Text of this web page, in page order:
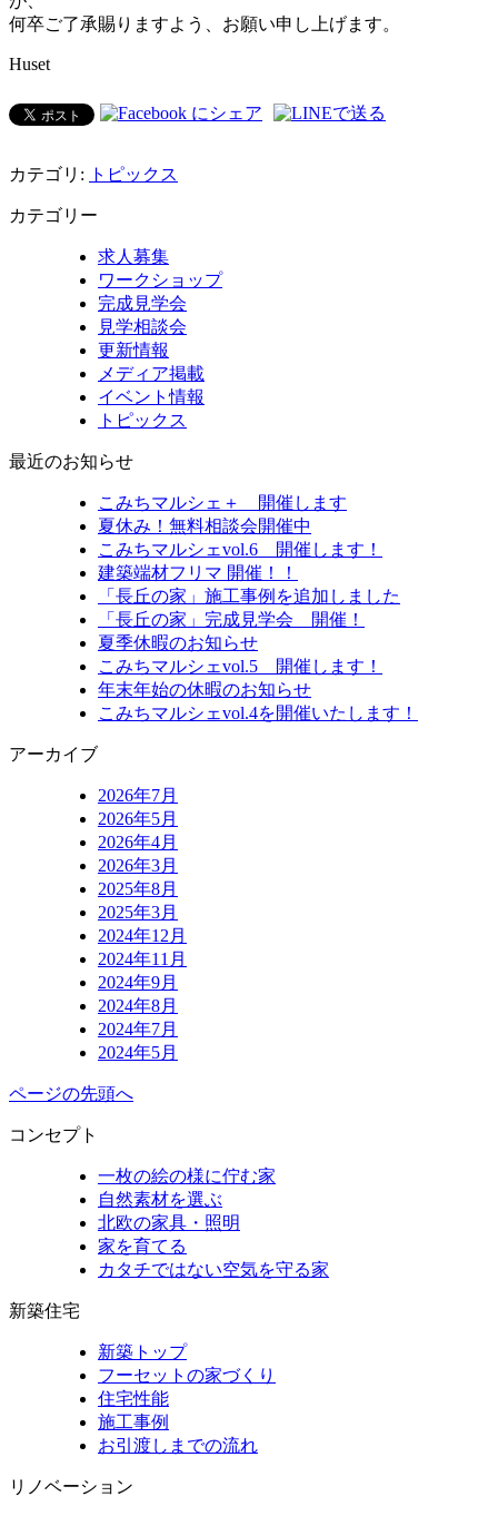
何卒ご了承賜りますよう、お願い申し上げます。
Huset
カテゴリ: トピックス
カテゴリー
求人募集
ワークショップ
完成見学会
見学相談会
更新情報
メディア掲載
イベント情報
トピックス
最近のお知らせ
こみちマルシェ＋ 開催します
夏休み！無料相談会開催中
こみちマルシェvol.6 開催します！
建築端材フリマ 開催！！
「長丘の家」施工事例を追加しました
「長丘の家」完成見学会 開催！
夏季休暇のお知らせ
こみちマルシェvol.5 開催します！
年末年始の休暇のお知らせ
こみちマルシェvol.4を開催いたします！
アーカイブ
2026年7月
2026年5月
2026年4月
2026年3月
2025年8月
2025年3月
2024年12月
2024年11月
2024年9月
2024年8月
2024年7月
2024年5月
ページの先頭へ
コンセプト
一枚の絵の様に佇む家
自然素材を選ぶ
北欧の家具・照明
家を育てる
カタチではない空気を守る家
新築住宅
新築トップ
フーセットの家づくり
住宅性能
施工事例
お引渡しまでの流れ
リノベーション